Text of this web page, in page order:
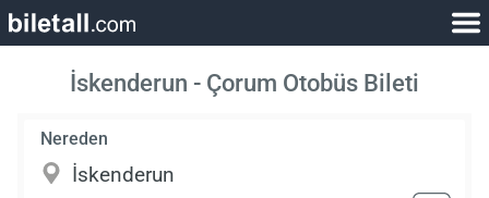
İskenderun - Çorum Otobüs Bileti
Nereden